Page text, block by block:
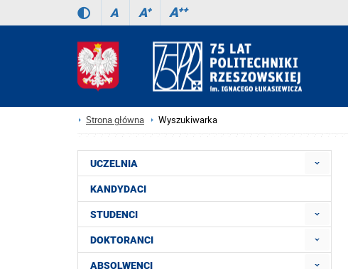
A A+ A++
Strona główna Wyszukiwarka
UCZELNIA
KANDYDACI
STUDENCI
DOKTORANCI
ABSOLWENCI